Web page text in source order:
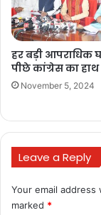
हर बड़ी आपराधिक
पीछे कांग्रेस का
November 5, 2024
Leave a Reply
Your email
marked *